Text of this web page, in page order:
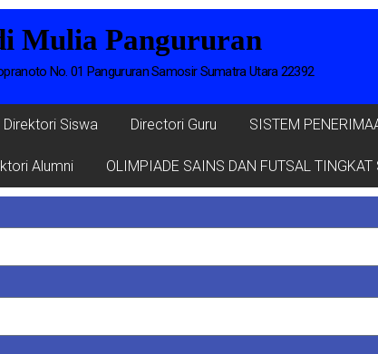
Mulia Pangururan
No. 01 Pangururan Samosir Sumatra Utara 22392
Direktori Siswa Directori Guru SISTEM
Alumni OLIMPIADE SAINS DAN FUTSAL TINGKAT